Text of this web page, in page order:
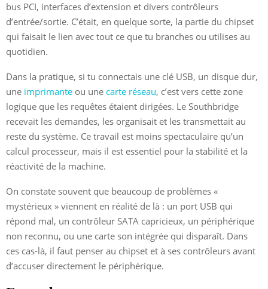
bus PCI, interfaces d’extension et divers contrôleurs
d’entrée/sortie. C’était, en quelque sorte, la partie du chipset
qui faisait le lien avec tout ce que tu branches ou utilises au
quotidien.
Dans la pratique, si tu connectais une clé USB, un disque dur,
une imprimante ou une carte réseau, c’est vers cette zone
logique que les requêtes étaient dirigées. Le Southbridge
recevait les demandes, les organisait et les transmettait au
reste du système. Ce travail est moins spectaculaire qu’un
calcul processeur, mais il est essentiel pour la stabilité et la
réactivité de la machine.
On constate souvent que beaucoup de problèmes «
mystérieux » viennent en réalité de là : un port USB qui
répond mal, un contrôleur SATA capricieux, un périphérique
non reconnu, ou une carte son intégrée qui disparaît. Dans
ces cas-là, il faut penser au chipset et à ses contrôleurs avant
d’accuser directement le périphérique.